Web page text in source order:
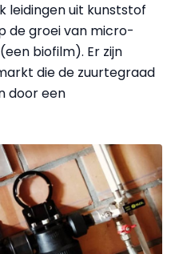
leidingen uit kunststof
de groei van micro-
biofilm). Er zijn
die de zuurtegraad
door een